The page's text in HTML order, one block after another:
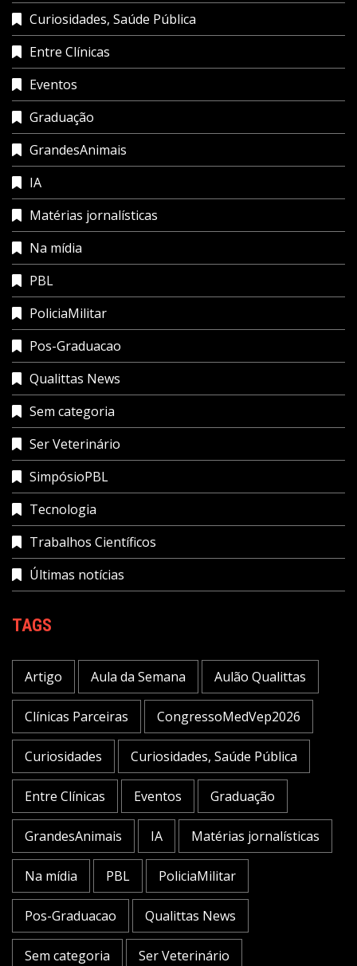
Curiosidades, Saúde Pública
Entre Clínicas
Eventos
Graduação
GrandesAnimais
IA
Matérias jornalísticas
Na mídia
PBL
PoliciaMilitar
Pos-Graduacao
Qualittas News
Sem categoria
Ser Veterinário
SimpósioPBL
Tecnologia
Trabalhos Científicos
Últimas notícias
TAGS
Artigo Aula da Semana Aulão Qualittas
Clínicas Parceiras CongressoMedVep2026
Curiosidades Curiosidades, Saúde Pública
Entre Clínicas Eventos Graduação
GrandesAnimais IA Matérias jornalísticas
Na mídia PBL PoliciaMilitar
Pos-Graduacao Qualittas News
Sem categoria Ser Veterinário